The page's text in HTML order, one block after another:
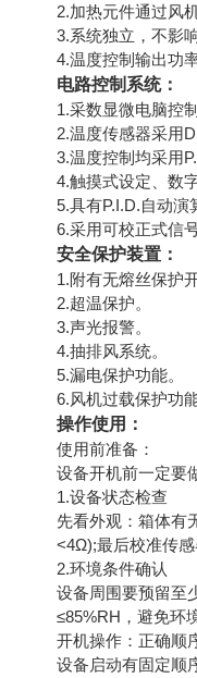
2.加热元件通过风
3.系统独立，不影
4.温度控制输出功
电路控制系统：
1.采数显微电脑控
2.温度传感器采用
3.温度控制均采用
4.触摸式设定、数
5.具有P.I.D.自动
6.采用可校正式信
安全保护装置：
1.附有无熔丝保护
2.超温保护。
3.声光报警。
4.抽排风系统。
5.漏电保护功能。
6.风机过载保护功
操作使用：
使用前准备：
设备开机前一定要
1.设备状态检查
先看外观：箱体有
<4Ω);最后校准传
2.环境条件确认
设备周围要预留至
≤85%RH，避免环
开机操作：正确顺
设备启动有固定顺